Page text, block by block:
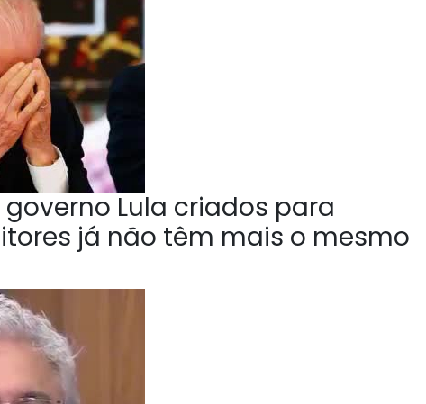
Lula criados para
já não têm mais o mesmo